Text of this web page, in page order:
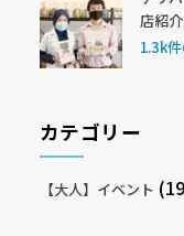
店紹
1.3k
カテゴリー
【大人】イベント